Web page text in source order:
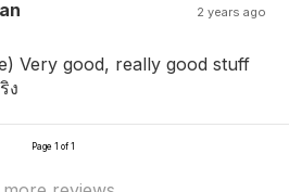
2 years ago
Very good, really good stuff
ง
Page 1 of 1